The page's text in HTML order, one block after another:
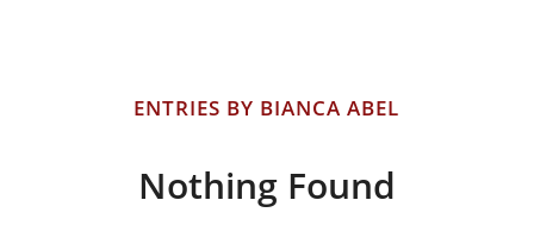
ENTRIES BY BIANCA ABEL
Nothing Found